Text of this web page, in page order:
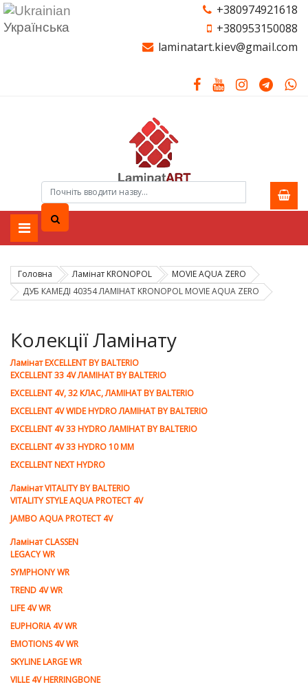
Українська
+380974921618
+380953150088
laminatart.kiev@gmail.com
Головна Ламiнат KRONOPOL
MOVIE AQUA ZERO
ДУБ КАМЕДІ 40354 ЛАМІНАТ KRONOPOL MOVIE AQUA ZERO
Колекції Ламінату
Ламiнат EXCELLENT BY BALTERIO
EXCELLENT 33 4V ЛАМІНАТ BY BALTERIO
EXCELLENT 4V, 32 КЛАС, ЛАМІНАТ BY BALTERIO
EXCELLENT 4V WIDE HYDRO ЛАМІНАТ BY BALTERIO
EXCELLENT 4V 33 HYDRO ЛАМІНАТ BY BALTERIO
EXCELLENT 4V 33 HYDRO 10 ММ
EXCELLENT NEXT HYDRO
Ламiнат VITALITY BY BALTERIO
VITALITY STYLE AQUA PROTECT 4V
JAMBO AQUA PROTECT 4V
Ламiнат CLASSEN
LEGACY WR
SYMPHONY WR
TREND 4V WR
LIFE 4V WR
EUPHORIA 4V WR
EMOTIONS 4V WR
SKYLINE LARGE WR
VILLE 4V HERRINGBONE